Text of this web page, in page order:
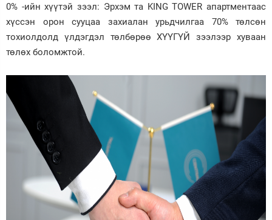
0% -ийн хүүтэй зээл: Эрхэм та KING TOWER апартментаас
хүссэн орон сууцаа захиалан урьдчилгаа 70% төлсөн
тохиолдолд үлдэгдэл төлбөрөө ХҮҮГҮЙ зээлээр хуваан
төлөх боломжтой.